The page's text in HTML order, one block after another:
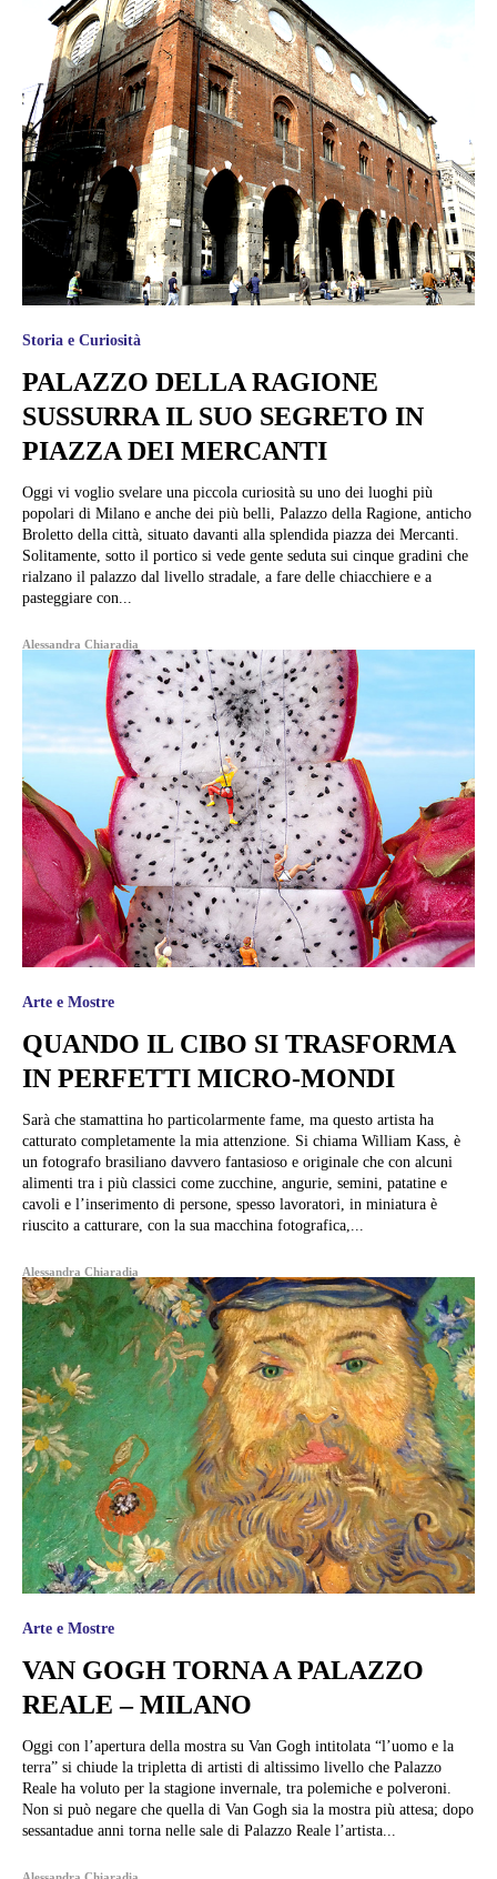
Storia e Curiosità
PALAZZO DELLA RAGIONE
SUSSURRA IL SUO SEGRETO IN
PIAZZA DEI MERCANTI
Oggi vi voglio svelare una piccola curiosità su uno dei luoghi più
popolari di Milano e anche dei più belli, Palazzo della Ragione, anticho
Broletto della città, situato davanti alla splendida piazza dei Mercanti.
Solitamente, sotto il portico si vede gente seduta sui cinque gradini che
rialzano il palazzo dal livello stradale, a fare delle chiacchiere e a
pasteggiare con...
Alessandra Chiaradia
Arte e Mostre
QUANDO IL CIBO SI TRASFORMA
IN PERFETTI MICRO-MONDI
Sarà che stamattina ho particolarmente fame, ma questo artista ha
catturato completamente la mia attenzione. Si chiama William Kass, è
un fotografo brasiliano davvero fantasioso e originale che con alcuni
alimenti tra i più classici come zucchine, angurie, semini, patatine e
cavoli e l’inserimento di persone, spesso lavoratori, in miniatura è
riuscito a catturare, con la sua macchina fotografica,...
Alessandra Chiaradia
Arte e Mostre
VAN GOGH TORNA A PALAZZO
REALE – MILANO
Oggi con l’apertura della mostra su Van Gogh intitolata “l’uomo e la
terra” si chiude la tripletta di artisti di altissimo livello che Palazzo
Reale ha voluto per la stagione invernale, tra polemiche e polveroni.
Non si può negare che quella di Van Gogh sia la mostra più attesa; dopo
sessantadue anni torna nelle sale di Palazzo Reale l’artista...